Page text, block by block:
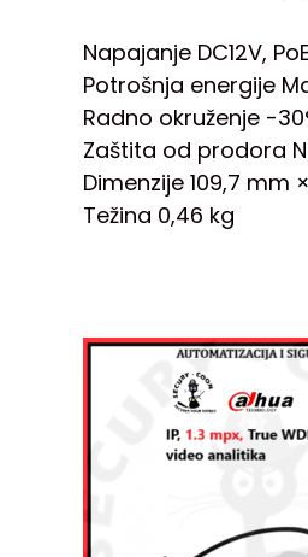
Napajanje DC12V,
Potrošnja energije
Radno okruženje -
Zaštita od prodora
Dimenzije 109,7 mm
Težina 0,46 kg